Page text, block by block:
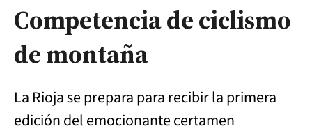
Competencia de ciclismo
de montaña
La Rioja se prepara para recibir la primera
edición del emocionante certamen